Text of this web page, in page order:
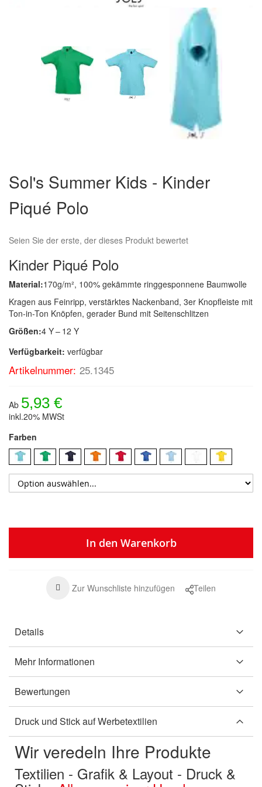
der
Bildergalerie
springen
Sol's Summer Kids - Kinder
Piqué Polo
Seien Sie der erste, der dieses Produkt bewertet
Kinder Piqué Polo
Material:170g/m², 100% gekämmte ringgesponnene Baumwolle
Kragen aus Feinripp, verstärktes Nackenband, 3er Knopfleiste mit
Ton-in-Ton Knöpfen, gerader Bund mit Seitenschlitzen
Größen:4 Y – 12 Y
Verfügbarkeit: verfügbar
Artikelnummer: 25.1345
Ab 5,93 €
inkl.20% MWSt
Farben
In den Warenkorb
Zur Wunschliste hinzufügen Teilen
Details
Mehr Informationen
Bewertungen
Druck und Stick auf Werbetextilien
Wir veredeln Ihre Produkte
Textilien - Grafik & Layout - Druck &